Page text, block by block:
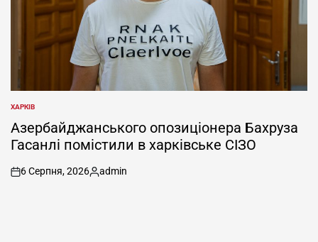
ОПУБЛІКУВАТИ
ХАРКІВ
Азербайджанського опозиціонера Бахруза
Гасанлі помістили в харківське СІЗО
on
6 Серпня, 2026
Опубліковано
admin